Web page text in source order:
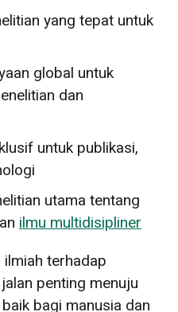
yang tepat untuk
global untuk
dan
untuk publikasi,
utama tentang
ilmu multidisipliner
terhadap
penting menuju
bagi manusia dan